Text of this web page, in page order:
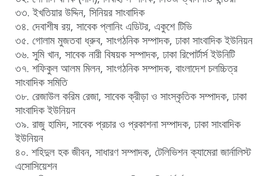
৩৩. ইখতিয়ার উদ্দিন, সিনিয়র সাংবাদিক
৩৪. দেবাশীষ রয়, সাবেক প্লানিং এডিটর, একুশে টিভি
৩৫. গোলাম মুজতবা ধ্রুব, সাংগঠনিক সম্পাদক, ঢাকা সাংবাদিক ইউনিয়ন
৩৬. সুমি খান, সাবেক নারী বিষয়ক সম্পাদক, ঢাকা রিপোর্টার্স ইউনিটি
৩৭. শফিকুল আলম মিলন, সাংগঠনিক সম্পাদক, বাংলাদেশ চলচ্চিত্র
সাংবাদিক সমিতি
৩৮. রেজাউল করিম রেজা, সাবেক ক্রীড়া ও সাংস্কৃতিক সম্পাদক, ঢাকা
সাংবাদিক ইউনিয়ন
৩৯. রাজু হামিদ, সাবেক প্রচার ও প্রকাশনা সম্পাদক, ঢাকা সাংবাদিক
ইউনিয়ন
৪০. শহিদুল হক জীবন, সাধারণ সম্পাদক, টেলিভিশন ক্যামেরা জার্নালিস্ট
এসোসিয়েশন